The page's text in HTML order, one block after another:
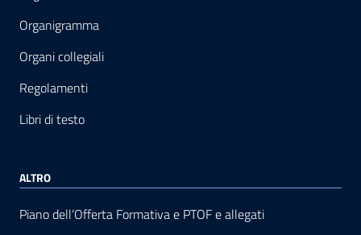
Organigramma
Organi collegiali
Regolamenti
Libri di testo
ALTRO
Piano dell’Offerta Formativa e PTOF e allegati